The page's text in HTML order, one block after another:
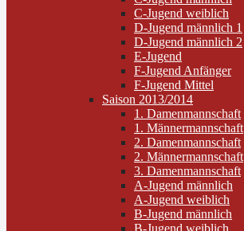
C-Jugend weiblich
D-Jugend männlich 1
D-Jugend männlich 2
E-Jugend
F-Jugend Anfänger
F-Jugend Mittel
Saison 2013/2014
1. Damenmannschaft
1. Männermannschaft
2. Damenmannschaft
2. Männermannschaft
3. Damenmannschaft
A-Jugend männlich
A-Jugend weiblich
B-Jugend männlich
B-Jugend weiblich